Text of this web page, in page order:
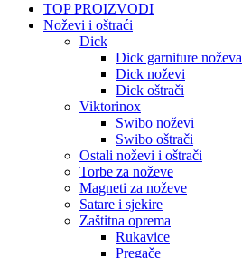
TOP PROIZVODI
Noževi i oštraći
Dick
Dick garniture noževa
Dick noževi
Dick oštrači
Viktorinox
Swibo noževi
Swibo oštrači
Ostali noževi i oštrači
Torbe za noževe
Magneti za noževe
Satare i sjekire
Zaštitna oprema
Rukavice
Pregače